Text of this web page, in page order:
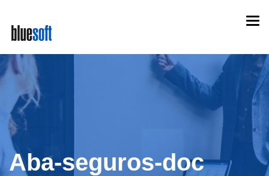
main
content
Aba-seguros-doc